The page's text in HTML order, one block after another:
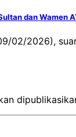
dan Wamen
02/2026),